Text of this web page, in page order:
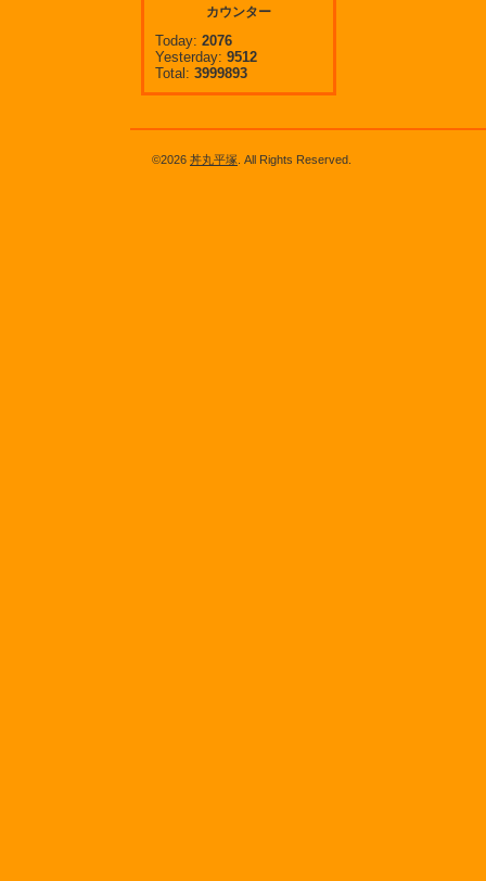
カウンター
Today: 2076
Yesterday: 9512
Total: 3999893
©2026 丼丸平塚 . All Rights Reserved.